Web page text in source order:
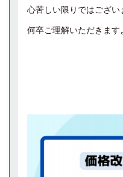
心苦しい限りではござい
何卒ご理解いただきます